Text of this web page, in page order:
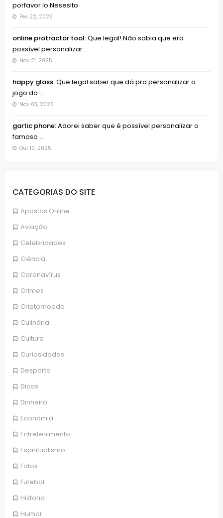
porfavor lo Nesesito
Fev 22, 2026
online protractor tool:Que legal! Não sabia que era
possível personalizar...
Nov 21, 2025
happy glass:Que legal saber que dá pra personalizar o
jogo do ...
Nov 03, 2025
gartic phone:Adorei saber que é possível personalizar o
famoso ...
Out 10, 2025
CATEGORIAS DO SITE
Apostas Online
Aviação
Celebridades
Ciência
Coronavírus
Crimes
Criptomoeda
Culinária
Cultura
Curiosidades
Desporto
Dicas
Dinheiro
Economia
Entretenimento
Espiritualismo
Fatos
Futebol
Historia
Humor